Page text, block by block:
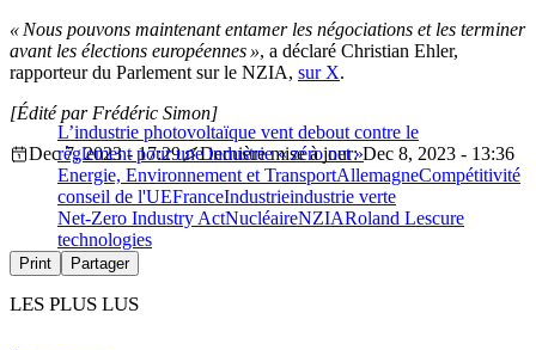
« Nous pouvons maintenant entamer les négociations et les terminer
avant les élections européennes », a déclaré Christian Ehler,
rapporteur du Parlement sur le NZIA, sur X.
L’industrie photovoltaïque vent debout contre le
règlement pour une industrie « zéro net »
[Édité par Frédéric Simon]
Dec 7, 2023 - 17:29
Dernière mise à jour: Dec 8, 2023 - 13:36
Energie, Environnement et TransportAllemagneCompétitivité
conseil de l'UEFranceIndustrieindustrie verte
Net-Zero Industry ActNucléaireNZIARoland Lescure
technologies
Print Partager
LES PLUS LUS